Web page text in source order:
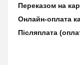
Переказом на
Онлайн-оплата
Післяплата